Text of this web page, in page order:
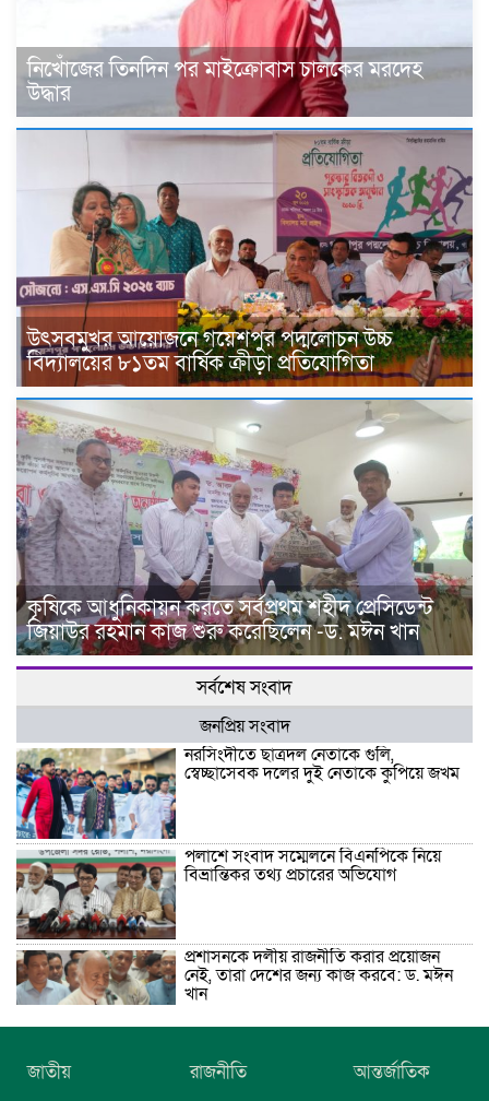
নিখোঁজের তিনদিন পর মাইক্রোবাস চালকের মরদেহ
উদ্ধার
উৎসবমুখর আয়োজনে গয়েশপুর পদ্মলোচন উচ্চ
বিদ্যালয়ের ৮১তম বার্ষিক ক্রীড়া প্রতিযোগিতা
কৃষিকে আধুনিকায়ন করতে সর্বপ্রথম শহীদ প্রেসিডেন্ট
জিয়াউর রহমান কাজ শুরু করেছিলেন -ড. মঈন খান
সর্বশেষ সংবাদ
জনপ্রিয় সংবাদ
নরসিংদীতে ছাত্রদল নেতাকে গুলি,
স্বেচ্ছাসেবক দলের দুই নেতাকে কুপিয়ে জখম
পলাশে সংবাদ সম্মেলনে বিএনপিকে নিয়ে
বিভ্রান্তিকর তথ্য প্রচারের অভিযোগ
প্রশাসনকে দলীয় রাজনীতি করার প্রয়োজন
নেই, তারা দেশের জন্য কাজ করবে: ড. মঈন
খান
নিখোঁজের তিনদিন পর মাইক্রোবাস চালকের
মরদেহ উদ্ধার
জাতীয় রাজনীতি আন্তর্জাতিক